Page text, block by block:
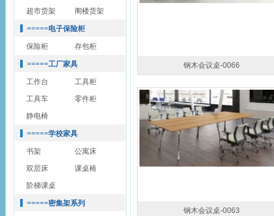
超市货架
阁楼货架
=====电子保险柜
保险柜 存包柜
=====工厂家具
工作台
工具柜
工具车
零件柜
静电椅
=====学校家具
书架
公寓床
双层床
课桌椅
阶梯课桌
=====密集架系列
钢木会议桌-0066
钢木会议桌-0063